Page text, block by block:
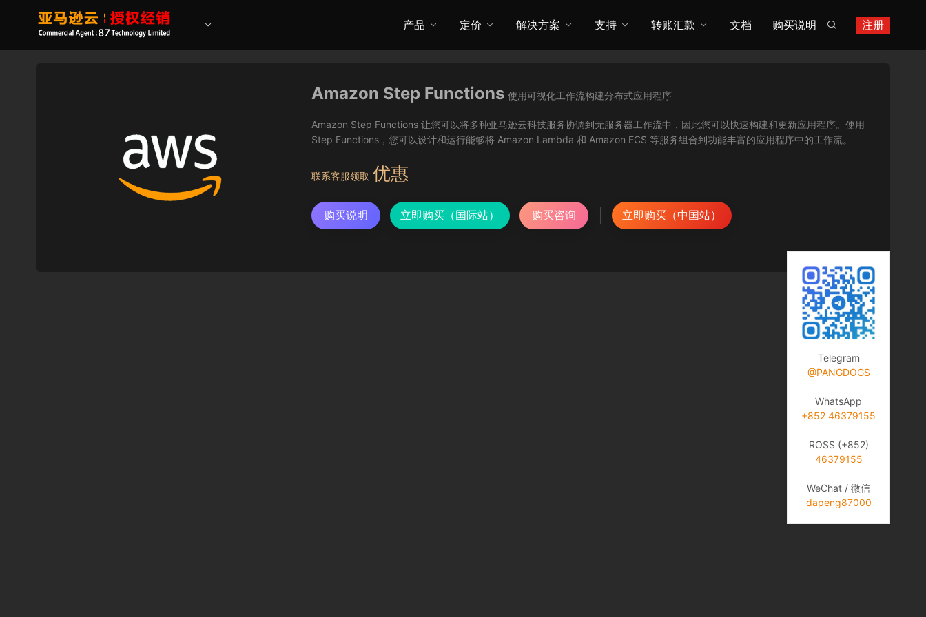
注册

产品 定价 解决方案 支持 转账汇款 文档 购买说明
Amazon Step Functions 使用可视化工作流构建分布式应用程序
Amazon Step Functions 让您可以将多种亚马逊云科技服务协调到无服务器工作流中，因此您可以快速构建和更新应用程序。使用
Step Functions，您可以设计和运行能够将 Amazon Lambda 和 Amazon ECS 等服务组合到功能丰富的应用程序中的工作流。
联系客服领取 优惠
购买说明 立即购买（国际站） 购买咨询 立即购买（中国站）
Telegram
@PANGDOGS
WhatsApp
+852 46379155
ROSS (+852)
46379155
WeChat / 微信
dapeng87000